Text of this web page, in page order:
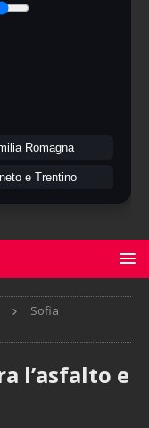
Romagna
e Trentino
Sofia
l’asfalto e